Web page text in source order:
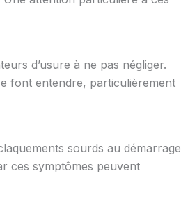
d’usure à ne pas négliger.
font entendre, particulièrement
sourds au démarrage
ces symptômes peuvent